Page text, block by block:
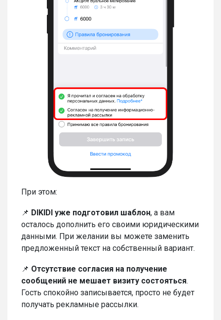
При этом:
📌 DIKIDI уже подготовил шаблон, а вам
осталось дополнить его своими юридическими
данными. При желании вы можете заменить
предложенный текст на собственный вариант.
📌 Отсутствие согласия на получение
сообщений не мешает визиту состояться.
Гость спокойно записывается, просто не будет
получать рекламные рассылки.